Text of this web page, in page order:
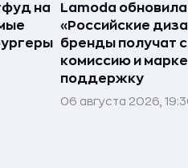
на
Lamoda
«Российские
бренды получат
комиссию и
поддержку
06 августа 2026,